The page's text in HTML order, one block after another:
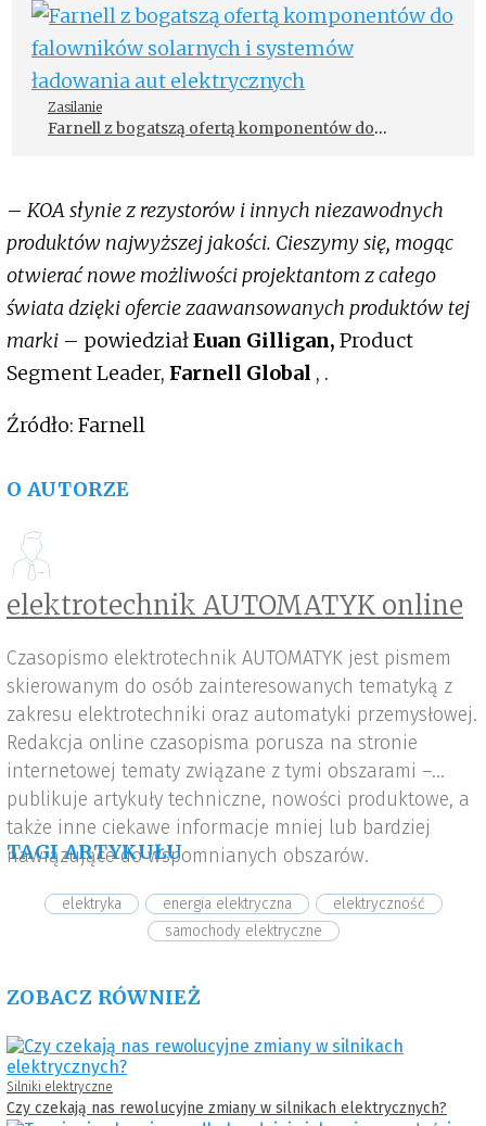
dostępne w Farnell
Zasilanie
Farnell z bogatszą ofertą komponentów do
– KOA słynie z rezystorów i innych niezawodnych
produktów najwyższej jakości. Cieszymy się, mogąc
otwierać nowe możliwości projektantom z całego
świata dzięki ofercie zaawansowanych produktów tej
marki – powiedziałEuan Gilligan, Product
Segment Leader, Farnell Global , .
Źródło: Farnell
O AUTORZE
elektrotechnik AUTOMATYK online
Czasopismo elektrotechnik AUTOMATYK jest pismem
skierowanym do osób zainteresowanych tematyką z
zakresu elektrotechniki oraz automatyki przemysłowej.
Redakcja online czasopisma porusza na stronie
internetowej tematy związane z tymi obszarami –
publikuje artykuły techniczne, nowości produktowe, a
także inne ciekawe informacje mniej lub bardziej
nawiązujące do wspomnianych obszarów.
TAGI ARTYKUŁU
elektryka energia elektryczna
elektryczność
samochody elektryczne
ZOBACZ RÓWNIEŻ
Silniki elektryczne
Czy czekają nas rewolucyjne zmiany w silnikach elektrycznych?